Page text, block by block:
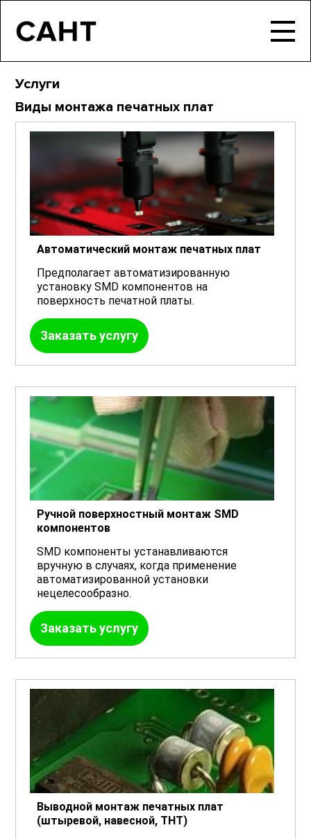
Услуги
Виды монтажа печатных плат
Автоматический монтаж печатных плат
Предполагает автоматизированную
установку SMD компонентов на
поверхность печатной платы.
Заказать услугу
Ручной поверхностный монтаж SMD
компонентов
SMD компоненты устанавливаются
вручную в случаях, когда применение
автоматизированной установки
нецелесообразно.
Заказать услугу
Выводной монтаж печатных плат
(штыревой, навесной, ТНТ)